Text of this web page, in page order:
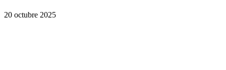
20 octubre 2025